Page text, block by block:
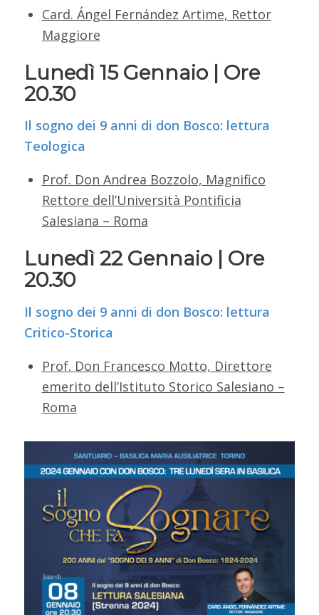
Card. Ángel Fernández Artime, Rettor
Maggiore
Lunedì 15 Gennaio | Ore
20.30
Il sogno dei 9 anni di don Bosco: lettura
Teologica
Prof. Don Andrea Bozzolo, Magnifico
Rettore dell’Università Pontificia
Salesiana – Roma
Lunedì 22 Gennaio | Ore
20.30
Il sogno dei 9 anni di don Bosco: lettura
Critico-Storica
Prof. Don Francesco Motto, Direttore
emerito dell’Istituto Storico Salesiano –
Roma